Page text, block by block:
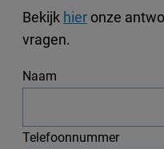
Bekijk hier onze
vragen.
Naam
Telefoonnummer